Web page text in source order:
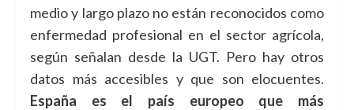
medio y largo plazo no están reconocidos como
enfermedad profesional en el sector agrícola,
según señalan desde la UGT. Pero hay otros
datos más accesibles y que son elocuentes.
España es el país europeo que más